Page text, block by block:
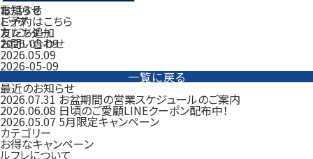
電話する
ご予約はこちら
友だち追加
お問い合わせ
お知らせ
トップ
カレンダー
2026-05-09
2026.05.09
2026-05-09
一覧に戻る
最近のお知らせ
2026.07.31 お盆期間の営業スケジュールのご案内
2026.06.08 日頃のご愛顧LINEクーポン配布中！
2026.05.07 5月限定キャンペーン
カテゴリー
お得なキャンペーン
ルフレについて